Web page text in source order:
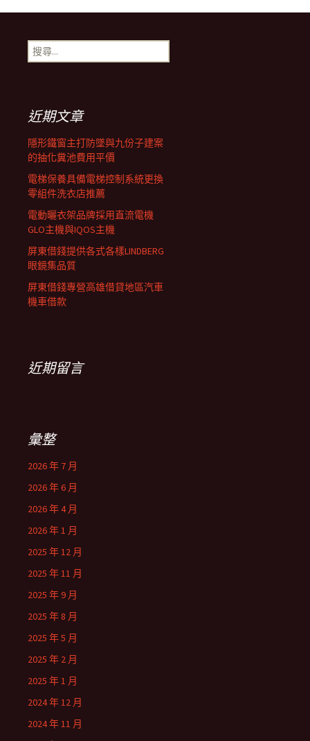
章
導
覽
列
搜
尋
近期文章
隱形鐵窗主打防墜與九份子建案
的抽化糞池費用平價
電梯保養具備電梯控制系統更換
零組件洗衣店推薦
電動曬衣架品牌採用直流電機
GLO主機與IQOS主機
屏東借錢提供各式各樣LINDBERG
眼鏡集品質
屏東借錢專營高雄借貸地區汽車
機車借款
近期留言
彙整
2026 年 7 月
2026 年 6 月
2026 年 4 月
2026 年 1 月
2025 年 12 月
2025 年 11 月
2025 年 9 月
2025 年 8 月
2025 年 5 月
2025 年 2 月
2025 年 1 月
2024 年 12 月
2024 年 11 月